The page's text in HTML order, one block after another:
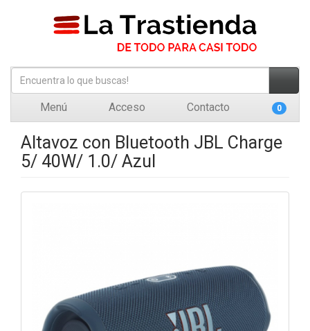
Menú Acceso Contacto 0
Altavoz con Bluetooth JBL Charge
5/ 40W/ 1.0/ Azul